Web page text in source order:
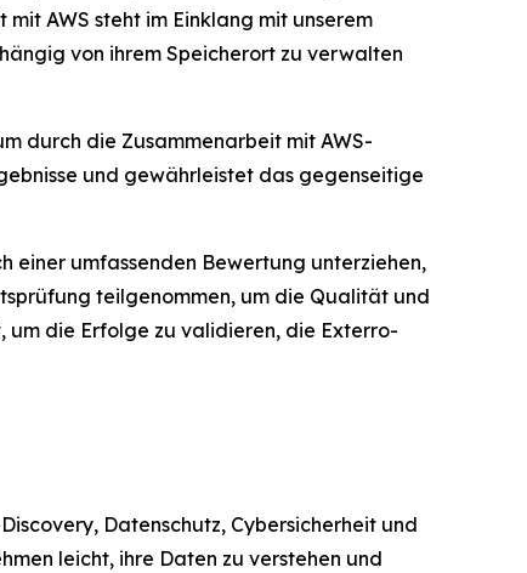
mit AWS steht im Einklang mit unserem
von ihrem Speicherort zu verwalten
durch die Zusammenarbeit mit AWS-
und gewährleistet das gegenseitige
einer umfassenden Bewertung unterziehen,
teilgenommen, um die Qualität und
um die Erfolge zu validieren, die Exterro-
Datenschutz, Cybersicherheit und
leicht, ihre Daten zu verstehen und